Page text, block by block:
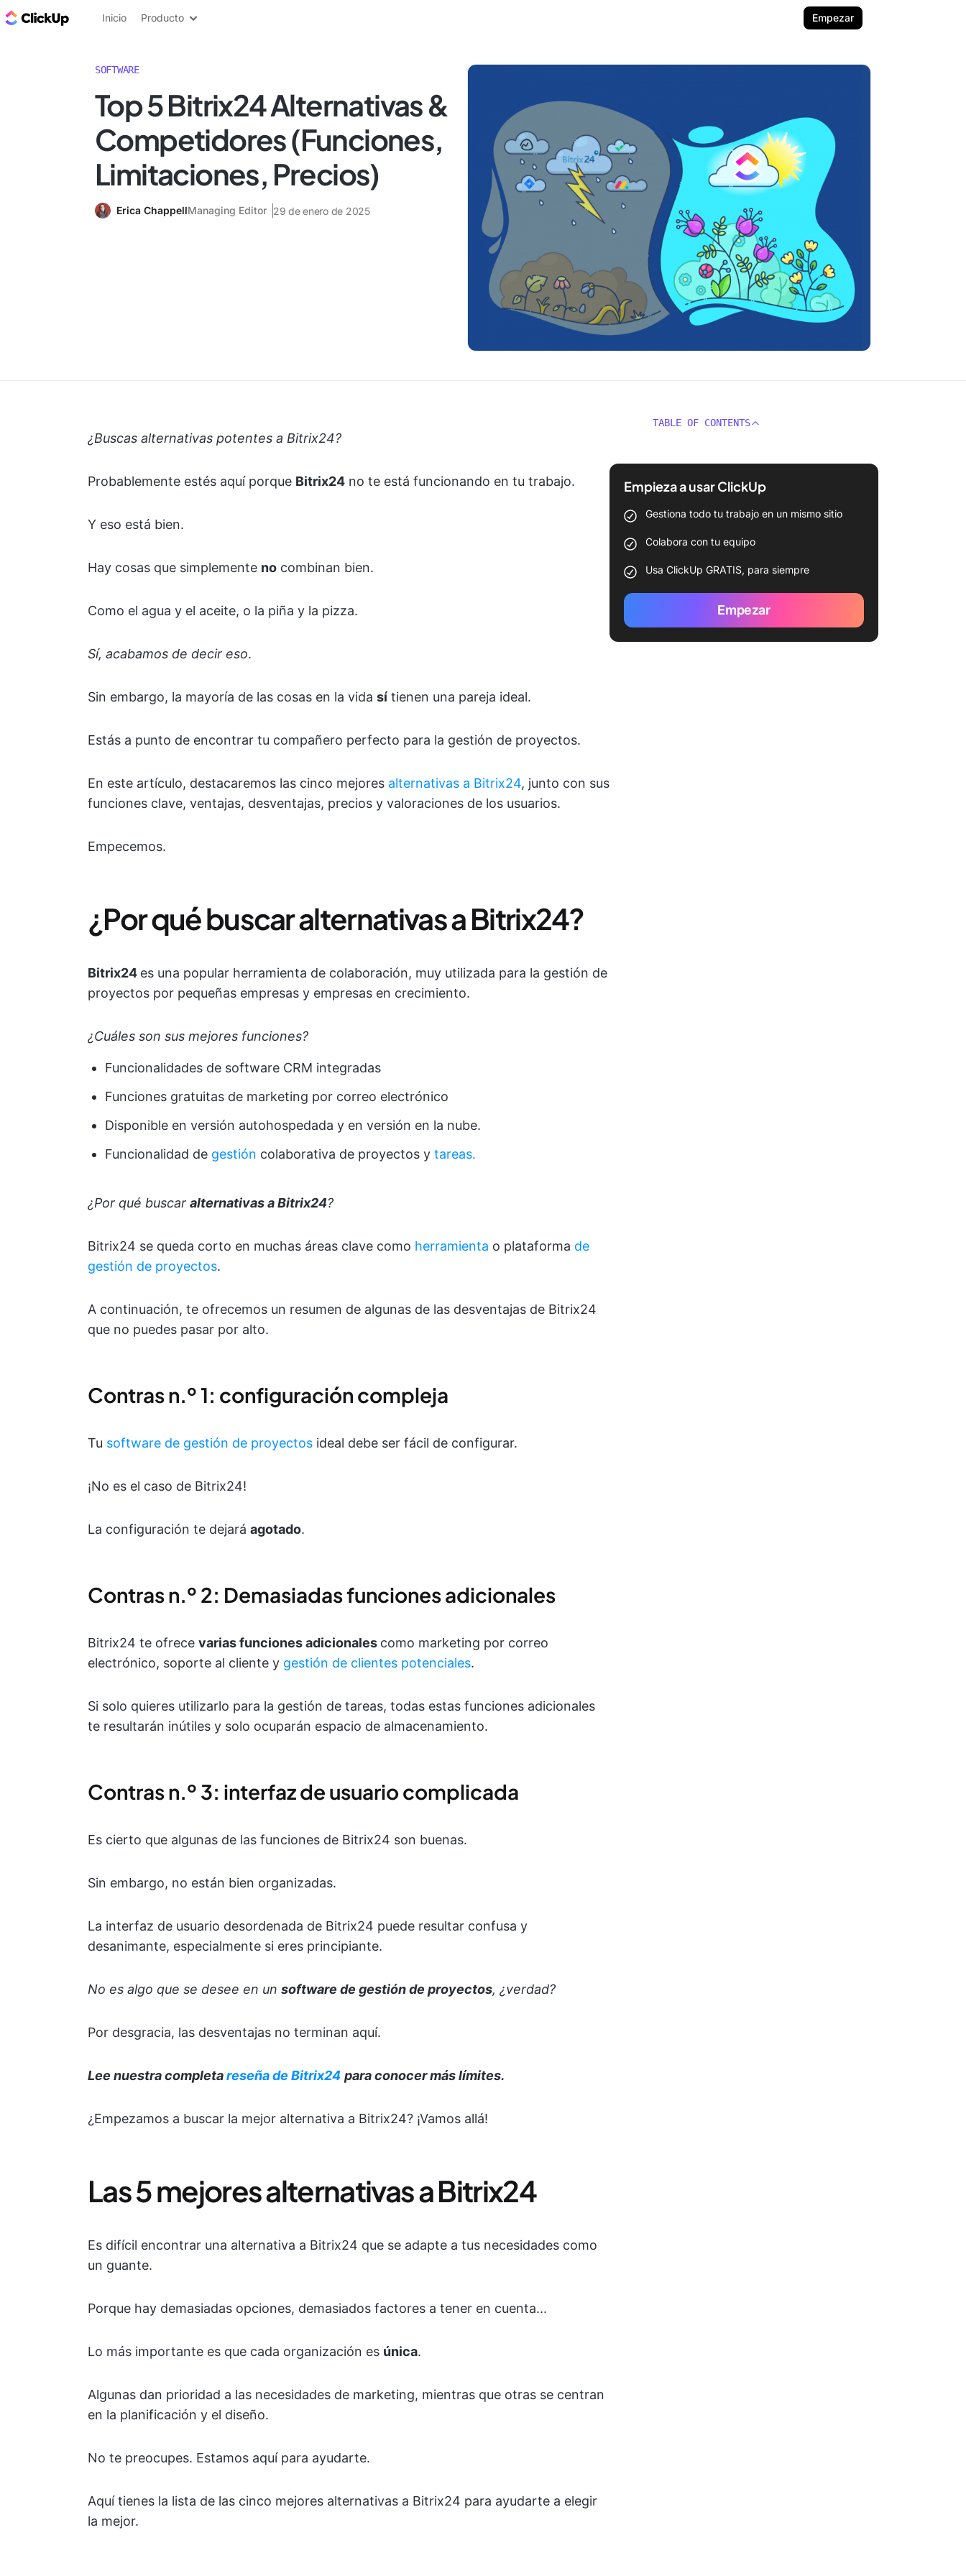
ClickUp Blog
Inicio Producto Empezar
SOFTWARE
Top 5 Bitrix24 Alternativas &
Competidores (Funciones,
Limitaciones, Precios)
Erica ChappellManaging Editor 29 de enero de 2025
¿Buscas alternativas potentes a Bitrix24?
Probablemente estés aquí porque Bitrix24 no te está funcionando en tu trabajo.
Y eso está bien.
Hay cosas que simplemente no combinan bien.
Como el agua y el aceite, o la piña y la pizza.
Sí, acabamos de decir eso.
Sin embargo, la mayoría de las cosas en la vida sí tienen una pareja ideal.
Estás a punto de encontrar tu compañero perfecto para la gestión de proyectos.
En este artículo, destacaremos las cinco mejores alternativas a Bitrix24, junto con sus
funciones clave, ventajas, desventajas, precios y valoraciones de los usuarios.
Empecemos.
¿Por qué buscar alternativas a Bitrix24?
Bitrix24 es una popular herramienta de colaboración, muy utilizada para la gestión de
proyectos por pequeñas empresas y empresas en crecimiento.
¿Cuáles son sus mejores funciones?
Funcionalidades de software CRM integradas
Funciones gratuitas de marketing por correo electrónico
Disponible en versión autohospedada y en versión en la nube.
Funcionalidad de gestión colaborativa de proyectos y tareas.
¿Por qué buscar alternativas a Bitrix24?
Bitrix24 se queda corto en muchas áreas clave como herramienta o plataforma de
gestión de proyectos.
A continuación, te ofrecemos un resumen de algunas de las desventajas de Bitrix24
que no puedes pasar por alto.
Contras n.º 1: configuración compleja
Tu software de gestión de proyectos ideal debe ser fácil de configurar.
¡No es el caso de Bitrix24!
La configuración te dejará agotado.
Contras n.º 2: Demasiadas funciones adicionales
Bitrix24 te ofrece varias funciones adicionales como marketing por correo
electrónico, soporte al cliente y gestión de clientes potenciales.
Si solo quieres utilizarlo para la gestión de tareas, todas estas funciones adicionales
te resultarán inútiles y solo ocuparán espacio de almacenamiento.
Contras n.º 3: interfaz de usuario complicada
Es cierto que algunas de las funciones de Bitrix24 son buenas.
Sin embargo, no están bien organizadas.
La interfaz de usuario desordenada de Bitrix24 puede resultar confusa y
desanimante, especialmente si eres principiante.
No es algo que se desee en un software de gestión de proyectos, ¿verdad?
Por desgracia, las desventajas no terminan aquí.
Lee nuestra completareseña de Bitrix24 para conocer más límites.
¿Empezamos a buscar la mejor alternativa a Bitrix24? ¡Vamos allá!
Las 5 mejores alternativas a Bitrix24
Es difícil encontrar una alternativa a Bitrix24 que se adapte a tus necesidades como
un guante.
Porque hay demasiadas opciones, demasiados factores a tener en cuenta...
Lo más importante es que cada organización es única.
Algunas dan prioridad a las necesidades de marketing, mientras que otras se centran
en la planificación y el diseño.
No te preocupes. Estamos aquí para ayudarte.
Aquí tienes la lista de las cinco mejores alternativas a Bitrix24 para ayudarte a elegir
la mejor.
TABLE OF CONTENTS
Empieza a usar ClickUp
Gestiona todo tu trabajo en un mismo sitio
Colabora con tu equipo
Usa ClickUp GRATIS, para siempre
Empezar